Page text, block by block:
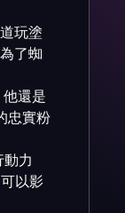
玩塗
了蜘
還是
忠實粉
力
以影